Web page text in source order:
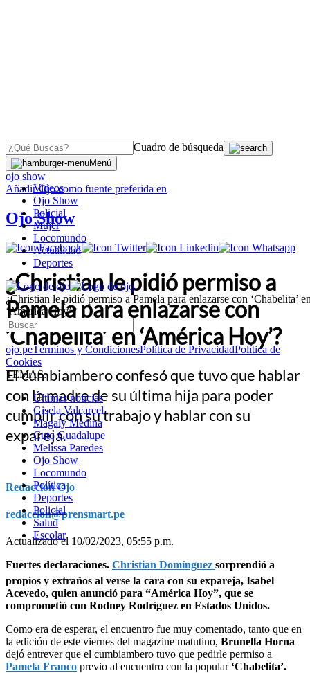
Cuadro de búsqueda
Menú
Videos
Ojo Show
Policial
Mujer
Locomundo
Actualidad
Deportes
¿Christian le pidió permiso a Pamela para enlazarse con ‘Chabelita’
‘América Hoy’?
ojo.peTérminos y CondicionesPolítica de PrivacidadPolítica de
Cookies
TEMAS:
Últimas noticias
Gisela Valcarcel
Magaly Medina
Cuto Guadalupe
Melissa Paredes
Ojo Show
Locomundo
Política
Deportes
Policial
Salud
Escolar
OJO
ojo show
AñadirOjocomo fuente preferida en
Ojo Show
¿Christian le pidió permiso a
Pamela para enlazarse con
‘Chabelita’ en ‘América Hoy’?
El cumbiambero confesó que tuvo que hablar
con la madre de su última hija para poder
cumplir con su trabajo y hablar con su
expareja.
Redacción Ojo
redaccion@prensmart.pe
Actualizado el 10/02/2023, 05:55 p.m.
Fuertes declaraciones. Christian Domínguez sorprendió a
propios y extraños al verse la cara con su expareja, Isabel
Acevedo, quien anunció para “América Hoy”, que se
comprometió con Rodney Rodríguez en Estados Unidos.
Como era de esperar, el encuentro fue muy comentado, tanto que en
la edición de este viernes del magazine matutino, Brunella Horna
dejó entrever que el cumbiambero tuvo que pedirle permiso a
Pamela Franco previo al encuentro con la popular ‘Chabelita’.